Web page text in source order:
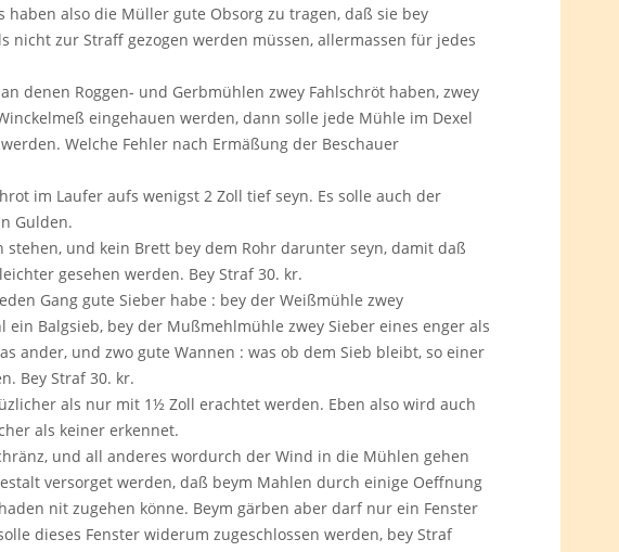
also die Müller gute Obsorg zu tragen, daß sie bey
zur Straff gezogen werden müssen, allermassen für jedes
denen Roggen- und Gerbmühlen zwey Fahlschröt haben, zwey
eingehauen werden, dann solle jede Mühle im Dexel
Welche Fehler nach Ermäßung der Beschauer
im Laufer aufs wenigst 2 Zoll tief seyn. Es solle auch der
Gulden.
und kein Brett bey dem Rohr darunter seyn, damit daß
gesehen werden. Bey Straf 30. kr.
Gang gute Sieber habe : bey der Weißmühle zwey
Balgsieb, bey der Mußmehlmühle zwey Sieber eines enger als
ander, und zwo gute Wannen : was ob dem Sieb bleibt, so einer
Bey Straf 30. kr.
als nur mit 1½ Zoll erachtet werden. Eben also wird auch
als keiner erkennet.
und all anderes wordurch der Wind in die Mühlen gehen
versorget werden, daß beym Mahlen durch einige Oeffnung
nit zugehen könne. Beym gärben aber darf nur ein Fenster
dieses Fenster widerum zugeschlossen werden, bey Straf